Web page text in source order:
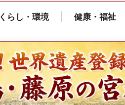
くらし・環境 健康・福祉